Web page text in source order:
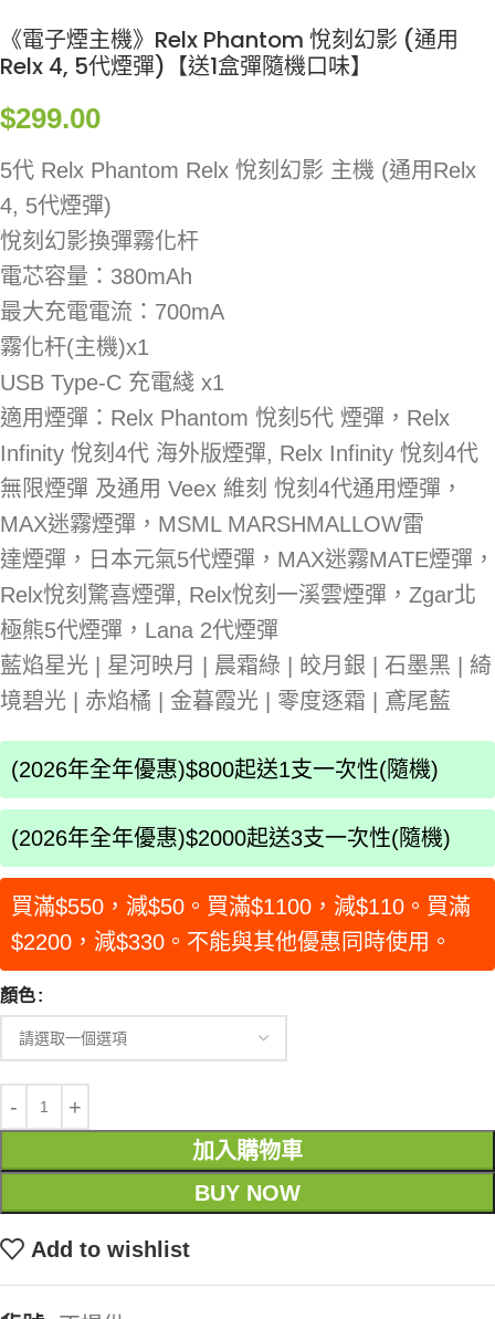
《電子煙主機》Relx Phantom 悅刻幻影 (通用
Relx 4, 5代煙彈)【送1盒彈隨機口味】
$299.00
5代 Relx Phantom Relx 悅刻幻影 主機 (通用Relx
4, 5代煙彈)
悅刻幻影換彈霧化杆
電芯容量：380mAh
最大充電電流：700mA
霧化杆(主機)x1
USB Type-C 充電綫 x1
適用煙彈：Relx Phantom 悅刻5代 煙彈，Relx
Infinity 悅刻4代 海外版煙彈, Relx Infinity 悅刻4代
無限煙彈 及通用 Veex 維刻 悅刻4代通用煙彈，
MAX迷霧煙彈，MSML MARSHMALLOW雷
達煙彈，日本元氣5代煙彈，MAX迷霧MATE煙彈，
Relx悅刻驚喜煙彈, Relx悅刻一溪雲煙彈，Zgar北
極熊5代煙彈，Lana 2代煙彈
藍焰星光 | 星河映月 | 晨霜綠 | 皎月銀 | 石墨黑 | 綺
境碧光 | 赤焰橘 | 金暮霞光 | 零度逐霜 | 鳶尾藍
(2026年全年優惠)$800起送1支一次性(隨機)
(2026年全年優惠)$2000起送3支一次性(隨機)
買滿$550，減$50。買滿$1100，減$110。買滿
$2200，減$330。不能與其他優惠同時使用。
顏色
加入購物車
BUY NOW
Add to wishlist